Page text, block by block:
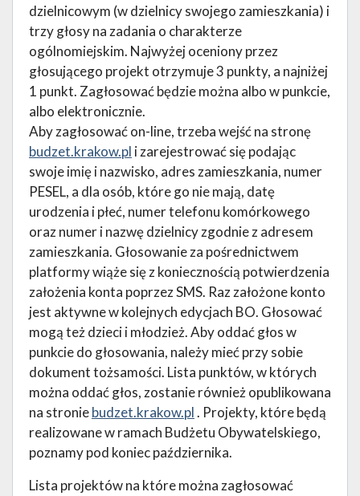
dzielnicowym (w dzielnicy swojego zamieszkania) i
trzy głosy na zadania o charakterze
ogólnomiejskim. Najwyżej oceniony przez
głosującego projekt otrzymuje 3 punkty, a najniżej
1 punkt. Zagłosować będzie można albo w punkcie,
albo elektronicznie.
Aby zagłosować on-line, trzeba wejść na stronę
budzet.krakow.pl i zarejestrować się podając
swoje imię i nazwisko, adres zamieszkania, numer
PESEL, a dla osób, które go nie mają, datę
urodzenia i płeć, numer telefonu komórkowego
oraz numer i nazwę dzielnicy zgodnie z adresem
zamieszkania. Głosowanie za pośrednictwem
platformy wiąże się z koniecznością potwierdzenia
założenia konta poprzez SMS. Raz założone konto
jest aktywne w kolejnych edycjach BO. Głosować
mogą też dzieci i młodzież. Aby oddać głos w
punkcie do głosowania, należy mieć przy sobie
dokument tożsamości. Lista punktów, w których
można oddać głos, zostanie również opublikowana
na stroniebudzet.krakow.pl. Projekty, które będą
realizowane w ramach Budżetu Obywatelskiego,
poznamy pod koniec października.
Lista projektów na które można zagłosować